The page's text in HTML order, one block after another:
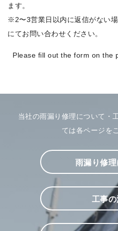
ます。
※2〜3営業日以内に返信がない
にてお問い合わせください。
Please fill out the form on the
当社の雨漏り修理について・
ては各ページを
雨漏り修
工事